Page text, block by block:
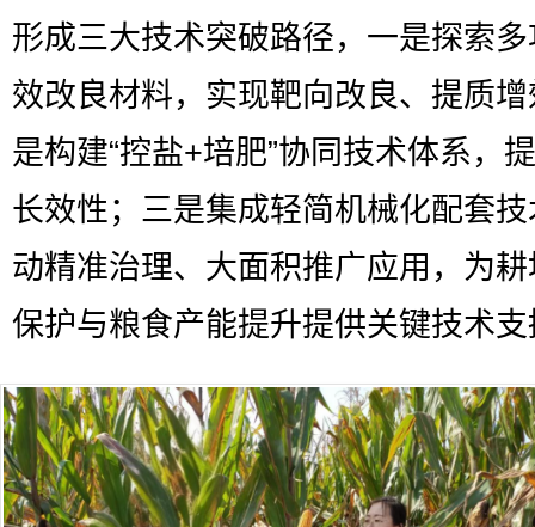
形成三大技术突破路径，一是探索
效改良材料，实现靶向改良、提质
是构建“控盐+培肥”协同技术体系，
长效性；三是集成轻简机械化配套
动精准治理、大面积推广应用，为
保护与粮食产能提升提供关键技术